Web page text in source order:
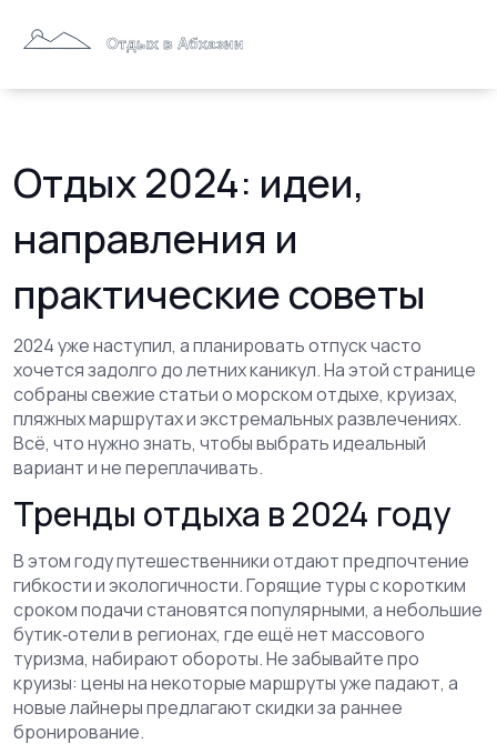
Отдых 2024: идеи,
направления и
практические советы
2024 уже наступил, а планировать отпуск часто
хочется задолго до летних каникул. На этой странице
собраны свежие статьи о морском отдыхе, круизах,
пляжных маршрутах и экстремальных развлечениях.
Всё, что нужно знать, чтобы выбрать идеальный
вариант и не переплачивать.
Тренды отдыха в 2024 году
В этом году путешественники отдают предпочтение
гибкости и экологичности. Горящие туры с коротким
сроком подачи становятся популярными, а небольшие
бутик‑отели в регионах, где ещё нет массового
туризма, набирают обороты. Не забывайте про
круизы: цены на некоторые маршруты уже падают, а
новые лайнеры предлагают скидки за раннее
бронирование.